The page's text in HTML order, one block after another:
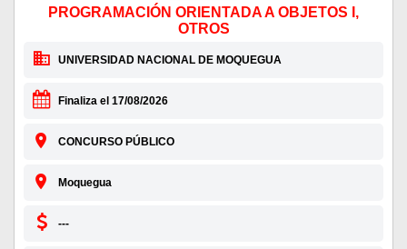
PROGRAMACIÓN ORIENTADA A OBJETOS I,
OTROS
UNIVERSIDAD NACIONAL DE MOQUEGUA
Finaliza el 17/08/2026
CONCURSO PÚBLICO
Moquegua
---